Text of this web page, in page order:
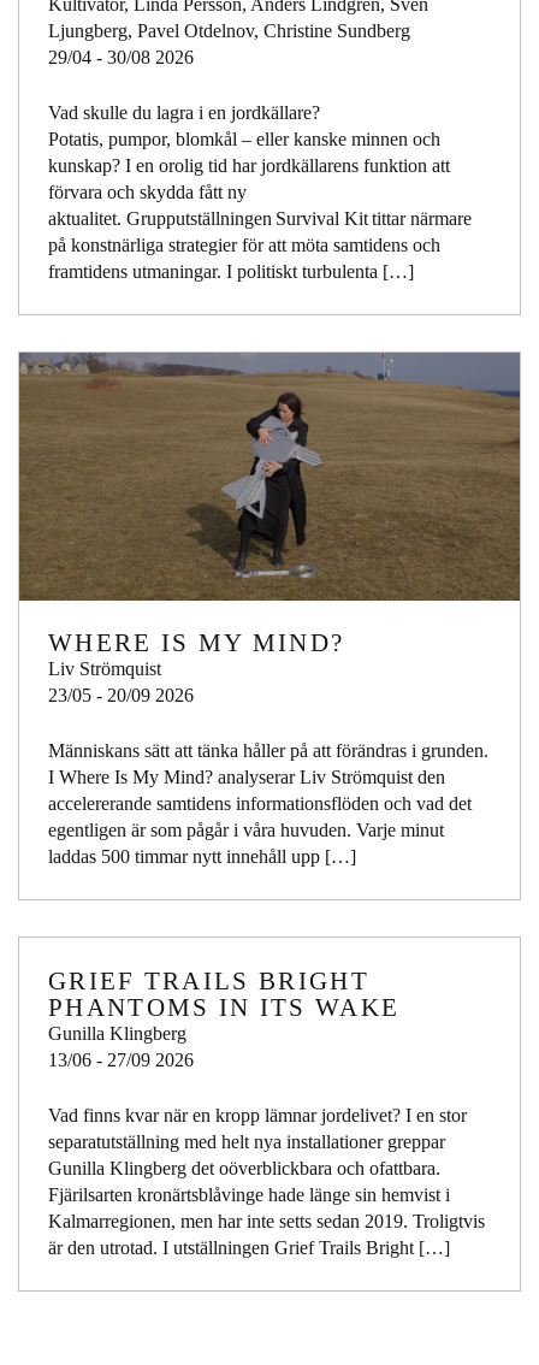
Ljungberg, Pavel Otdelnov, Christine Sundberg
29/04 - 30/08 2026
Vad skulle du lagra i en jordkällare?
Potatis, pumpor, blomkål – eller kanske minnen och
kunskap? I en orolig tid har jordkällarens funktion att
förvara och skydda fått ny
aktualitet. Grupputställningen Survival Kit tittar närmare
på konstnärliga strategier för att möta samtidens och
framtidens utmaningar. I politiskt turbulenta […]
WHERE IS MY MIND?
Liv Strömquist
23/05 - 20/09 2026
Människans sätt att tänka håller på att förändras i grunden.
I Where Is My Mind? analyserar Liv Strömquist den
accelererande samtidens informationsflöden och vad det
egentligen är som pågår i våra huvuden. Varje minut
laddas 500 timmar nytt innehåll upp […]
GRIEF TRAILS BRIGHT
PHANTOMS IN ITS WAKE
Gunilla Klingberg
13/06 - 27/09 2026
Vad finns kvar när en kropp lämnar jordelivet? I en stor
separatutställning med helt nya installationer greppar
Gunilla Klingberg det oöverblickbara och ofattbara.
Fjärilsarten kronärtsblåvinge hade länge sin hemvist i
Kalmarregionen, men har inte setts sedan 2019. Troligtvis
är den utrotad. I utställningen Grief Trails Bright […]